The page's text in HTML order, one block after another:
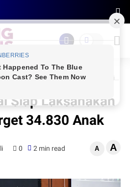
Pemkab Sinjai Siap Laksanakan PIN Polio, Target 34.830 Anak
Siap Laksanakan
34.830 Anak
0 2 min read A A